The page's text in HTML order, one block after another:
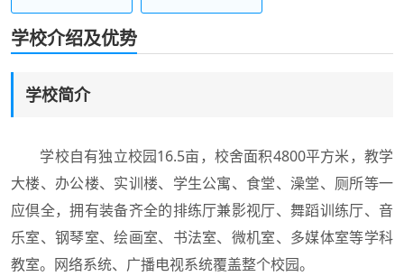
学校介绍及优势
学校简介
学校自有独立校园16.5亩，校舍面积4800平方米，教学
大楼、办公楼、实训楼、学生公寓、食堂、澡堂、厕所等一
应倶全，拥有装备齐全的排练厅兼影视厅、舞蹈训练厅、音
乐室、钢琴室、绘画室、书法室、微机室、多媒体室等学科
教室。网络系统、广播电视系统覆盖整个校园。